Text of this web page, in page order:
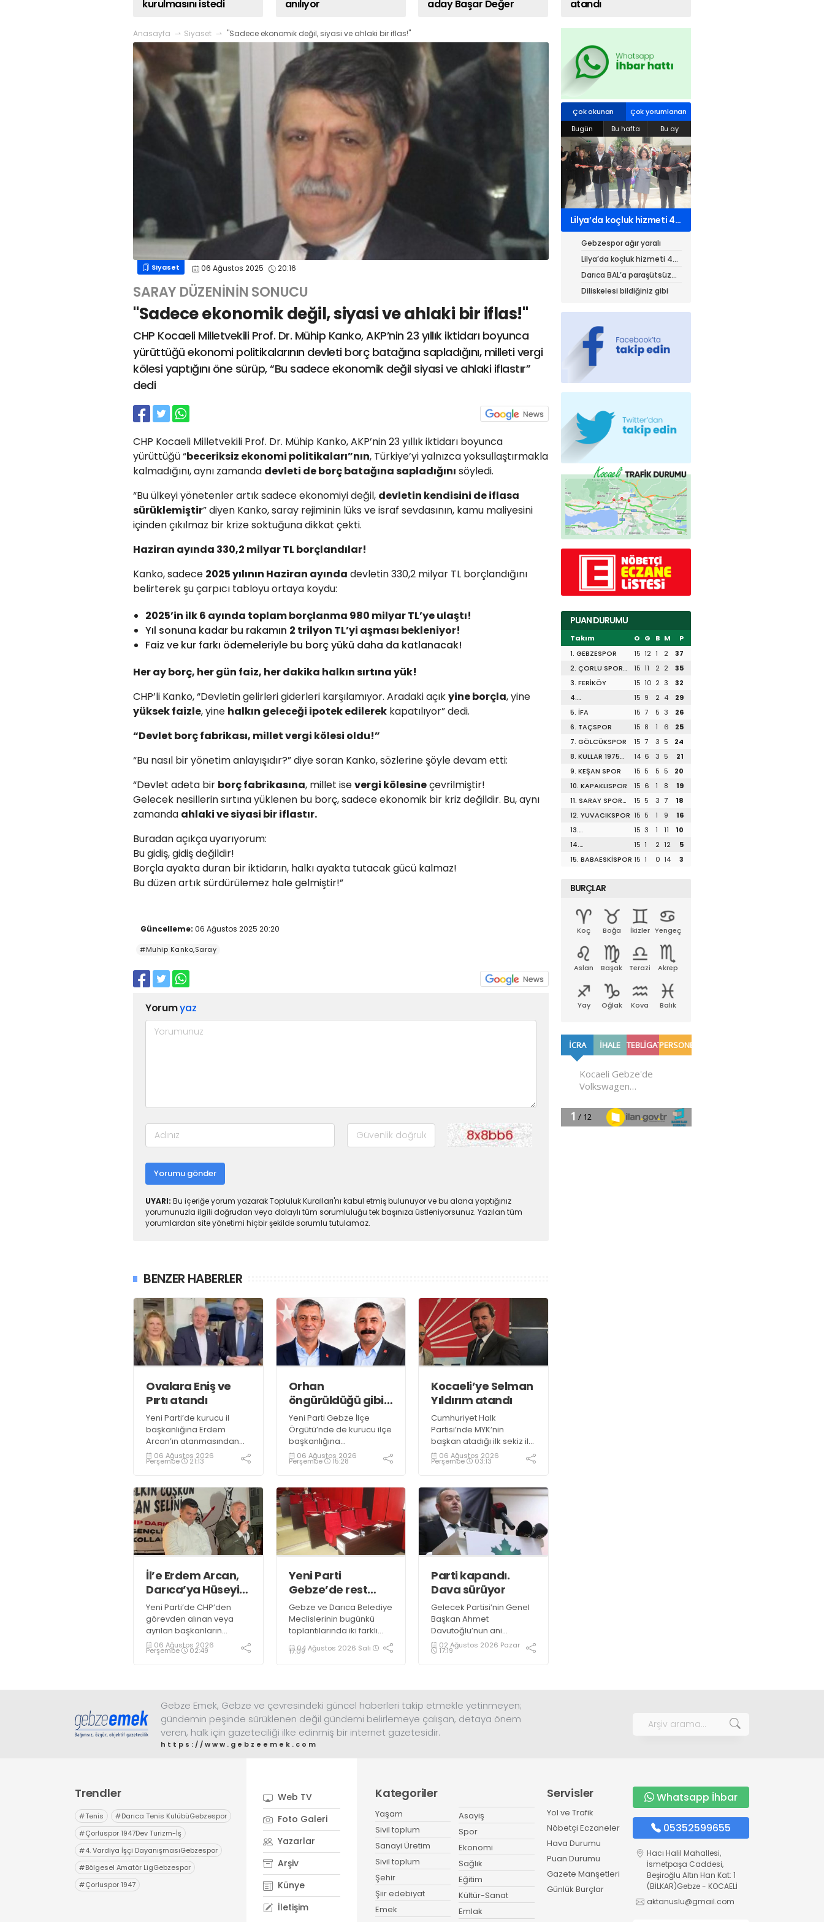
kurulmasını istedi
anılıyor
aday Başar Değer
atandı
Anasayfa Siyaset "Sadece ekonomik değil, siyasi ve ahlaki bir iflas!"
Siyaset 06 Ağustos 2025 20:16
SARAY DÜZENİNİN SONUCU
"Sadece ekonomik değil, siyasi ve ahlaki bir iflas!"
CHP Kocaeli Milletvekili Prof. Dr. Mühip Kanko, AKP’nin 23 yıllık iktidarı boyunca
yürüttüğü ekonomi politikalarının devleti borç batağına sapladığını, milleti vergi
kölesi yaptığını öne sürüp, “Bu sadece ekonomik değil siyasi ve ahlaki iflastır”
dedi
CHP Kocaeli Milletvekili Prof. Dr. Mühip Kanko, AKP’nin 23 yıllık iktidarı boyunca
yürüttüğü “beceriksiz ekonomi politikaları”nın, Türkiye’yi yalnızca yoksullaştırmakla
kalmadığını, aynı zamanda devleti de borç batağına sapladığını söyledi.
“Bu ülkeyi yönetenler artık sadece ekonomiyi değil, devletin kendisini de iflasa
sürüklemiştir” diyen Kanko, saray rejiminin lüks ve israf sevdasının, kamu maliyesini
içinden çıkılmaz bir krize soktuğuna dikkat çekti.
Haziran ayında 330,2 milyar TL borçlandılar!
Kanko, sadece 2025 yılının Haziran ayında devletin 330,2 milyar TL borçlandığını
belirterek şu çarpıcı tabloyu ortaya koydu:
2025’in ilk 6 ayında toplam borçlanma 980 milyar TL’ye ulaştı!
Yıl sonuna kadar bu rakamın 2 trilyon TL’yi aşması bekleniyor!
Faiz ve kur farkı ödemeleriyle bu borç yükü daha da katlanacak!
Her ay borç, her gün faiz, her dakika halkın sırtına yük!
CHP’li Kanko, “Devletin gelirleri giderleri karşılamıyor. Aradaki açıkyine borçla, yine
yüksek faizle, yine halkın geleceği ipotek edilerek kapatılıyor” dedi.
“Devlet borç fabrikası, millet vergi kölesi oldu!”
“Bu nasıl bir yönetim anlayışıdır?” diye soran Kanko, sözlerine şöyle devam etti:
“Devlet adeta bir borç fabrikasına, millet isevergi kölesineçevrilmiştir!
Gelecek nesillerin sırtına yüklenen bu borç, sadece ekonomik bir kriz değildir. Bu, aynı
zamanda ahlaki ve siyasi bir iflastır.
Buradan açıkça uyarıyorum:
Bu gidiş, gidiş değildir!
Borçla ayakta duran bir iktidarın, halkı ayakta tutacak gücü kalmaz!
Bu düzen artık sürdürülemez hale gelmiştir!”
Güncelleme: 06 Ağustos 2025 20:20
#Muhip Kanko,Saray
Yorumyaz
Yorumu gönder
UYARI: Bu içeriğe yorum yazarak Topluluk Kuralları'nı kabul etmiş bulunuyor ve bu alana yaptığınız
yorumunuzla ilgili doğrudan veya dolaylı tüm sorumluluğu tek başınıza üstleniyorsunuz. Yazılan tüm
yorumlardan site yönetimi hiçbir şekilde sorumlu tutulamaz.
BENZER HABERLER
Ovalara Eniş ve
Pırtı atandı
Yeni Parti’de kurucu il
başkanlığına Erdem
Arcan’ın atanmasından
sonra kurucu ilçe
başkanlıklarına da
atandı. Çayırova’da Binali
Eniş, Dilovası’nda Semiha
Meral Pırtı örgütleri üç ay
içinde kongreye
taşıyacak
06 Ağustos 2026
Perşembe 21:13
Orhan
öngürüldüğü gibi
kurucu başkan
Yeni Parti Gebze İlçe
Örgütü’nde de kurucu ilçe
başkanlığına
öngörüldüğü gibi CHP
Gebze İlçe’nin son
atandı
06 Ağustos 2026
Perşembe 15:28
Kocaeli’ye Selman
Yıldırım atandı
Cumhuriyet Halk
Partisi’nde MYK’nin
başkan atadığı ilk sekiz il
arasında Kocaeli de yer
aldı. Altı talipli arasından
Selman Yıldırım atandı. Bu
ay sonuna kadar derlenip
toparlanmanın ardından
eylül ayından itibaren
kongreler başlayacak
06 Ağustos 2026
Perşembe 03:13
İl’e Erdem Arcan,
Darıca’ya Hüseyin
Özaltan atandı
Yeni Parti’de CHP’den
görevden alınan veya
ayrılan başkanların
kurucu başkan olarak
atamalarına İl Örgütü’nde
beklenen Binali Eniş, Yeni
Parti İlçe Örgütünün yeri
için kontrat imzaladı
06 Ağustos 2026
Perşembe 02:49
Yeni Parti
Gebze’de rest
çekti Darıca’da
bağımsız katıldı
Gebze ve Darıca Belediye
Meclislerinin bugünkü
toplantılarında iki farklı
tablo yaşandı. Gebze’de
Yeni Partili beş üye de
Partililer bağımsız katıldı.
Tepki gerekçesi ilden
açıklanacak
04 Ağustos 2026 Salı
17:09
Parti kapandı.
Dava sürüyor
Gelecek Partisi’nin Genel
Başkan Ahmet
Davutoğlu’nun ani
kararıyla feshinin
ardından Çayırova
davanın bitmesi anlamına
gelmez. Adalet arayışımız
sürecek” dedi
02 Ağustos 2026 Pazar
17:19
Çok okunan
Çok yorumlanan
Bugün
Bu hafta Bu ay
Lilya’da koçluk hizmeti 4
kurumdan 7 belgeli
Gebzespor ağır yaralı
Lilya’da koçluk hizmeti 4
kurumdan 7 belgeli
Darıca BAL’a paraşütsüz
iniyor!
Diliskelesi bildiğiniz gibi
PUAN DURUMU
Takım O G B M
P
1. GEBZESPOR
15 12 1 2
37
2. ÇORLU SPOR
15 11 2 2
35
3. FERİKÖY
15 10 2 3
32
4.
DİLİSKELESİSPOR
15 9 2 4
29
5. İFA
15 7 5 3
26
6. TAÇSPOR
15 8 1 6
25
7. GÖLCÜKSPOR
15 7 3 5
24
8. KULLAR 1975
14 6 3 5
21
9. KEŞAN SPOR
15 5 5 5
20
10. KAPAKLISPOR
15 6 1 8
19
11. SARAY SPOR
15 5 3 7
18
12. YUVACIKSPOR 15 5 1 9
16
13.
15 3 1 11
10
14.
LÜLEBURGAZSPOR
15 1 2 12
5
15. BABAESKİSPOR 15 1 0 14 3
BURÇLAR
Koç Boğa İkizler Yengeç
Aslan Başak Terazi Akrep
Yay Oğlak Kova Balık
Gebze Emek, Gebze ve çevresindeki güncel haberleri takip etmekle yetinmeyen;
gündemin peşinde sürüklenen değil gündemi belirlemeye çalışan, detaya önem
veren, halk için gazeteciliği ilke edinmiş bir internet gazetesidir.
https://www.gebzeemek.com
Trendler
#Tenis #Darıca Tenis KulübüGebzespor
#Çorluspor 1947Dev Turizm-İş
#4. Vardiya İşçi DayanışmasıGebzespor
#Bölgesel Amatör LigGebzespor
#Çorluspor 1947
Web TV
Foto Galeri
Yazarlar
Arşiv
Künye
İletişim
Kategoriler
Yaşam
Sivil toplum
Sanayi Üretim
Sivil toplum
Şehir
Şiir edebiyat
Emek
Asayiş
Spor
Ekonomi
Sağlık
Eğitim
Kültür-Sanat
Emlak
Servisler
Yol ve Trafik
Nöbetçi Eczaneler
Hava Durumu
Puan Durumu
Gazete Manşetleri
Günlük Burçlar
Whatsapp İhbar
05352599655
Hacı Halil Mahallesi,
İsmetpaşa Caddesi,
Beşiroğlu Altın Han Kat: 1
(BİLKAR)Gebze - KOCAELİ
aktanuslu@gmail.com
(BİLKAR)Gebze - KOCAELİ
aktanuslu@gmail.com